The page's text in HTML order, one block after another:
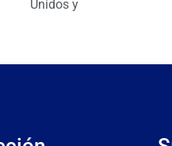
Unidos y